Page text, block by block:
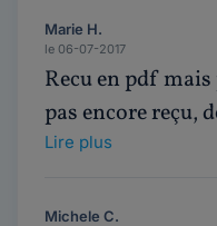
Marie H.
le 06-07-2017
Recu en pdf
pas encore reçu,
Lire plus
Michele C.